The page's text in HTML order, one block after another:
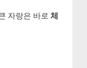
자랑은 바로 체